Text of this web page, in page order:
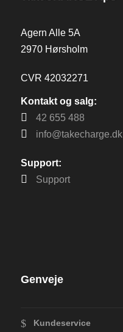
Agern Alle 5A
2970 Hørsholm
CVR 42032271
Kontakt og salg:
42 655 488
info@takecharge.dk
Support:
Support
Genveje
Kundeservice